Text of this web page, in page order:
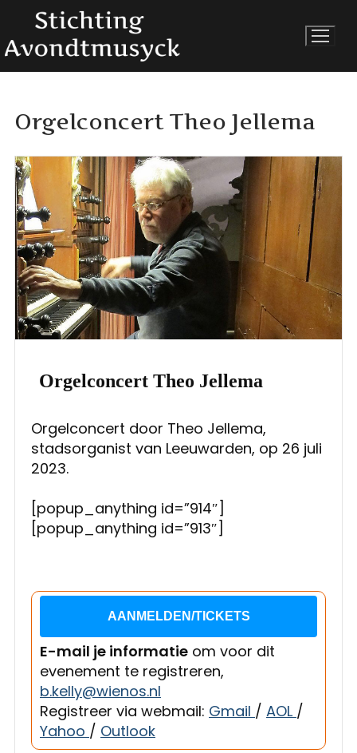
de
Orgelconcert Theo Jellema
Orgelconcert Theo Jellema
Orgelconcert door Theo Jellema,
stadsorganist van Leeuwarden, op 26 juli
2023.
[popup_anything id=”914″]
[popup_anything id=”913″]
AANMELDEN/TICKETS
E-mail je informatie om voor dit
evenement te registreren,
b.kelly@wienos.nl
Registreer via webmail: Gmail / AOL /
Yahoo / Outlook